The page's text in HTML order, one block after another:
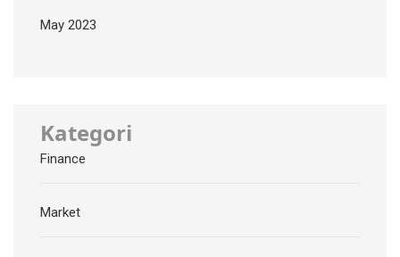
May 2023
Kategori
Finance
Market